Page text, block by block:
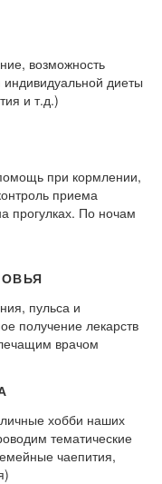
возможность
диеты
и т.д.)
при кормлении,
приема
прогулках. По ночам
пульса и
получение лекарств
врачом
хобби наших
тематические
чаепития,